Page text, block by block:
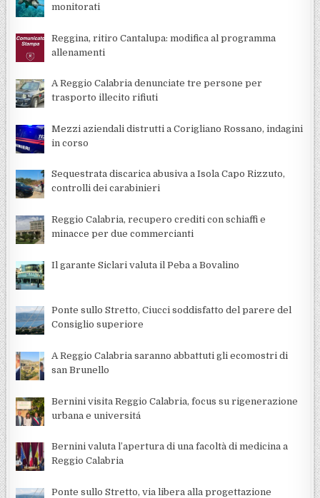
monitorati
Reggina, ritiro Cantalupa: modifica al programma
allenamenti
A Reggio Calabria denunciate tre persone per
trasporto illecito rifiuti
Mezzi aziendali distrutti a Corigliano Rossano, indagini
in corso
Sequestrata discarica abusiva a Isola Capo Rizzuto,
controlli dei carabinieri
Reggio Calabria, recupero crediti con schiaffi e
minacce per due commercianti
Il garante Siclari valuta il Peba a Bovalino
Ponte sullo Stretto, Ciucci soddisfatto del parere del
Consiglio superiore
A Reggio Calabria saranno abbattuti gli ecomostri di
san Brunello
Bernini visita Reggio Calabria, focus su rigenerazione
urbana e universitá
Bernini valuta l’apertura di una facoltà di medicina a
Reggio Calabria
Ponte sullo Stretto, via libera alla progettazione